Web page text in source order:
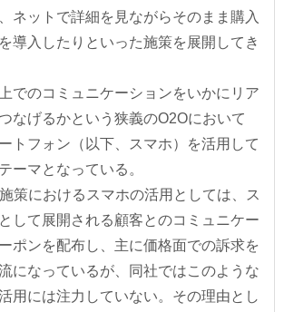
ネットで詳細を見ながらそのまま購入
導入したりといった施策を展開してき
でのコミュニケーションをいかにリア
なげるかという狭義のO2Oにおいて
トフォン（以下、スマホ）を活用して
ーマとなっている。
策におけるスマホの活用としては、ス
して展開される顧客とのコミュニケー
ポンを配布し、主に価格面での訴求を
になっているが、同社ではこのような
用には注力していない。その理由とし